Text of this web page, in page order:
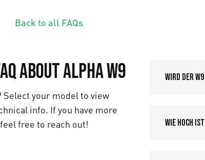
Back to all FAQs
about Alpha W9
Select your model to view
info. If you have more
free to reach out!
Wird der
Wie hoch